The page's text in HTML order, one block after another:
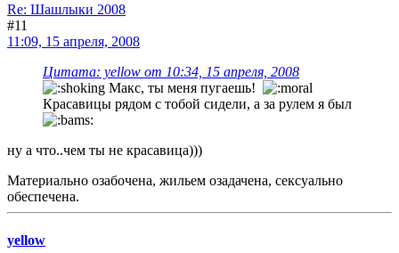
Re: Шашлыки 2008
#11
11:09, 15 апреля, 2008
Цитата: yellow от 10:34, 15 апреля, 2008
Макс, ты меня пугаешь!
Красавицы рядом с тобой сидели, а за рулем я был
ну а что..чем ты не красавица)))
Материально озабочена, жильем озадачена, сексуально
обеспечена.
yellow